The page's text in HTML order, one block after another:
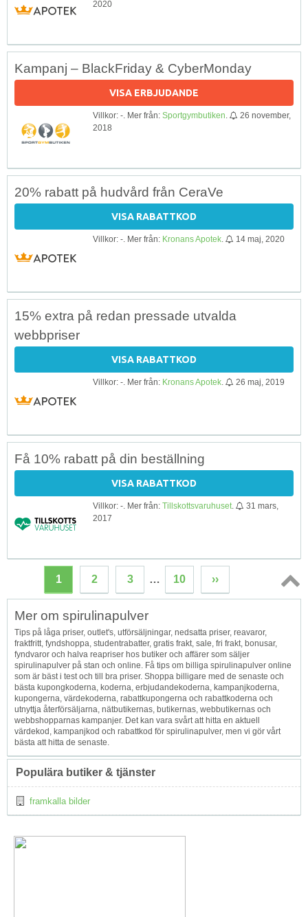
2020
Kampanj – BlackFriday & CyberMonday
VISA ERBJUDANDE
Villkor: -. Mer från: Sportgymbutiken
26 november,
2018
20% rabatt på hudvård från CeraVe
VISA RABATTKOD
Villkor: -. Mer från: Kronans Apotek 14 maj, 2020
15% extra på redan pressade utvalda
webbpriser
VISA RABATTKOD
Villkor: -. Mer från: Kronans Apotek 26 maj, 2019
Få 10% rabatt på din beställning
VISA RABATTKOD
Villkor: -. Mer från: Tillskottsvaruhuset
31 mars,
2017
1 2 3 … 10 ››
Topp
Mer om spirulinapulver
Tips på låga priser, outlet's, utförsäljningar, nedsatta priser, reavaror,
fraktfritt, fyndshoppa, studentrabatter, gratis frakt, sale, fri frakt, bonusar,
fyndvaror och halva reapriser hos butiker och affärer som säljer
spirulinapulver på stan och online. Få tips om billiga spirulinapulver online
som är bäst i test och till bra priser. Shoppa billigare med de senaste och
bästa kupongkoderna, koderna, erbjudandekoderna, kampanjkoderna,
kupongerna, värdekoderna, rabattkupongerna och rabattkoderna och
utnyttja återförsäljarna, nätbutikernas, butikernas, webbutikernas och
webbshopparnas kampanjer. Det kan vara svårt att hitta en aktuell
värdekod, kampanjkod och rabattkod för spirulinapulver, men vi gör vårt
bästa att hitta de senaste.
Populära butiker & tjänster
framkalla bilder